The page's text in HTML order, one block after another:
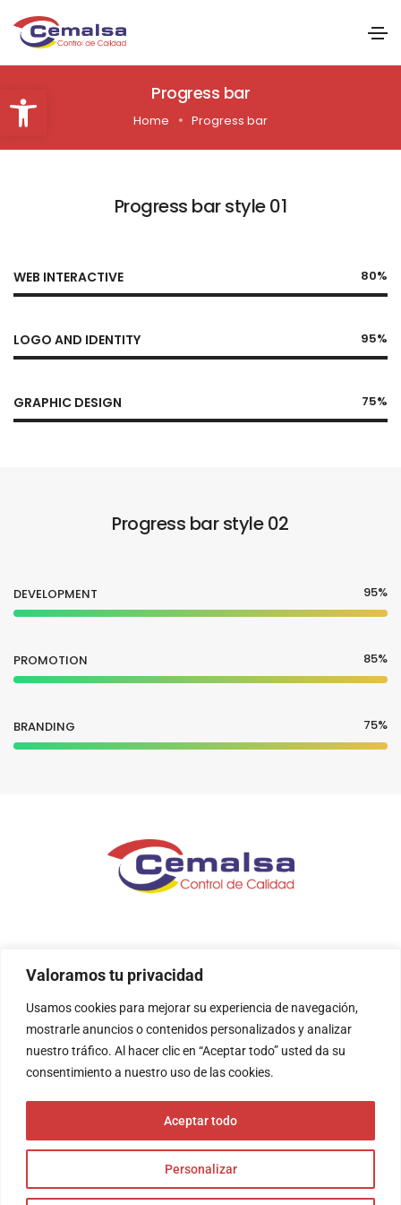
Abrir barra de herramientas
Valoramos tu privacidad
Usamos cookies para mejorar su experiencia de navegación,
mostrarle anuncios o contenidos personalizados y analizar
nuestro tráfico. Al hacer clic en “Aceptar todo” usted da su
consentimiento a nuestro uso de las cookies.
Personalizar
Aceptar todo
Progress bar
Home Progress bar
Progress bar style 01
WEB INTERACTIVE 80%
LOGO AND IDENTITY 95%
GRAPHIC DESIGN 75%
Progress bar style 02
DEVELOPMENT 95%
PROMOTION 85%
BRANDING 75%
CEMALSA EXPERTOS EN CALIDAD S.L © 2023 todos los
derechos reservados.